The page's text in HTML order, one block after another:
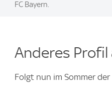
FC Bayern.
Anderes Profil
Folgt nun im Sommer